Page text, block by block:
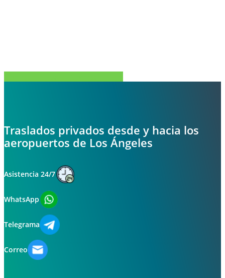
Traslados privados desde y hacia los
aeropuertos de Los Ángeles
Asistencia 24/7
WhatsApp
Telegrama
Correo